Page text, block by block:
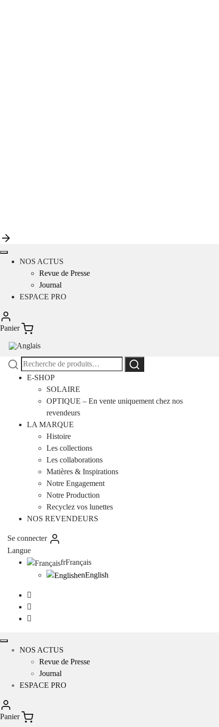
NOS ACTUS
Revue de Presse
Journal
ESPACE PRO
Panier
Recherche
pour :
Recherche
E-SHOP
SOLAIRE
OPTIQUE – En vente uniquement chez nos
revendeurs
LA MARQUE
Histoire
Les collections
Les collaborations
Matières & Inspirations
Notre Engagement
Notre Production
Recyclez vos lunettes
NOS REVENDEURS
Se connecter
Langue
frFrançais
enEnglish
NOS ACTUS
Revue de Presse
Journal
ESPACE PRO
Panier